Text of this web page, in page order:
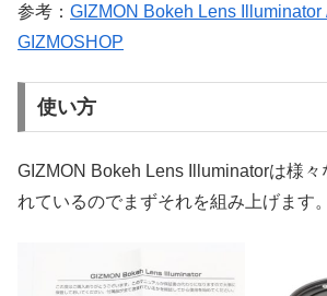
参考： GIZMON Bokeh Lens
GIZMOSHOP
使い方
GIZMON Bokeh Lens Illuminatorは様々
れているのでまずそれを組み上げます。